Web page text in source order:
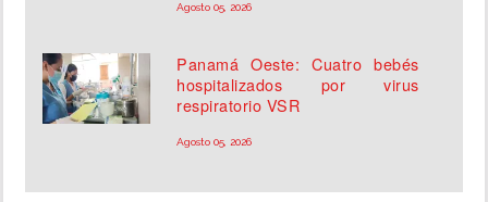
Agosto 05, 2026
Panamá Oeste: Cuatro bebés
hospitalizados por virus
respiratorio VSR
Agosto 05, 2026